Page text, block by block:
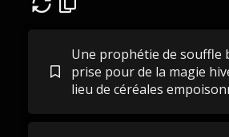
Une prophétie de souffle
prise pour de la magie
lieu de céréales